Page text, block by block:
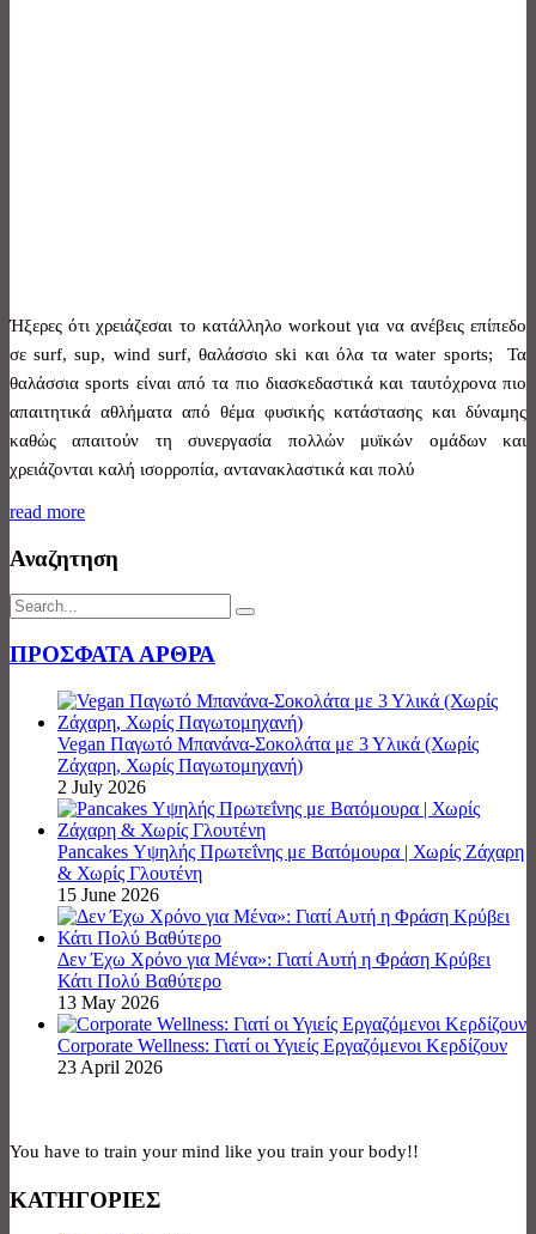
Ήξερες ότι χρειάζεσαι το κατάλληλο workout για να ανέβεις επίπεδο
σε surf, sup, wind surf, θαλάσσιο ski και όλα τα water sports; Τα
θαλάσσια sports είναι από τα πιο διασκεδαστικά και ταυτόχρονα πιο
απαιτητικά αθλήματα από θέμα φυσικής κατάστασης και δύναμης
καθώς απαιτούν τη συνεργασία πολλών μυϊκών ομάδων και
χρειάζονται καλή ισορροπία, αντανακλαστικά και πολύ
read more
Αναζητηση
ΠΡΟΣΦΑΤΑ ΑΡΘΡΑ
Vegan Παγωτό Μπανάνα-Σοκολάτα με 3 Υλικά (Χωρίς
Ζάχαρη, Χωρίς Παγωτομηχανή)
2 July 2026
Pancakes Υψηλής Πρωτεΐνης με Βατόμουρα | Χωρίς Ζάχαρη
& Χωρίς Γλουτένη
15 June 2026
Δεν Έχω Χρόνο για Μένα»: Γιατί Αυτή η Φράση Κρύβει
Κάτι Πολύ Βαθύτερο
13 May 2026
Corporate Wellness: Γιατί οι Υγιείς Εργαζόμενοι Κερδίζουν
23 April 2026
You have to train your mind like you train your body!!
ΚΑΤΗΓΟΡΙΕΣ